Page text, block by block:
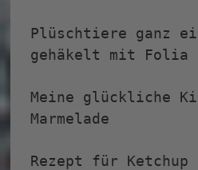
Plüschtiere ganz
gehäkelt mit Folia
Meine glückliche
Marmelade
Rezept für Ketchup